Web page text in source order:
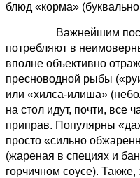
блюд «корма»
Важнейшим
потребляют в
вполне объективно
пресноводной рыбы
или «хилса-илиша»
на стол идут, почти, все
приправ. Популярны
просто «сильно
(жареная в специях и
горчичном соусе).